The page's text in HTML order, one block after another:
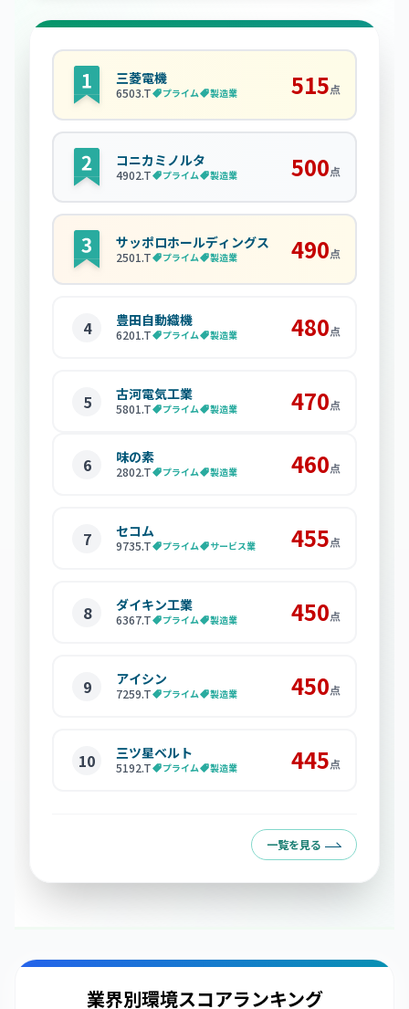
三菱電機
6503.T プライム 製造業 515点
コニカミノルタ
4902.T プライム 製造業 500点
サッポロホールディングス
2501.T プライム 製造業 490点
4 豊田自動織機
6201.T プライム 製造業 480点
5 古河電気工業
5801.T プライム 製造業 470点
6 味の素
2802.T プライム 製造業 460点
7 セコム
9735.T プライム サービス業 455点
8 ダイキン工業
6367.T プライム 製造業 450点
9 アイシン
7259.T プライム 製造業 450点
10 三ツ星ベルト
5192.T プライム 製造業 445点
一覧を見る
業界別環境スコアランキング